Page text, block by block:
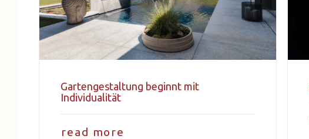
Gartengestaltung beginnt mit
Individualität
read more